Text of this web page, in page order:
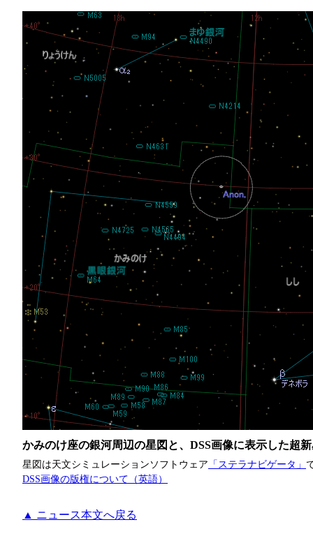
かみのけ座の銀河周辺の星図と、DSS画像に表示した超
星図は天文シミュレーションソフトウェア 「ステラナビゲータ」
DSS画像の版権について（英語）
▲ ニュース本文へ戻る